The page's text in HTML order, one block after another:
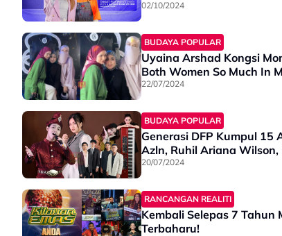
02/10/2024
BUDAYA POPULAR
Uyaina Arshad Kongsi
Both Women So Much In
22/07/2024
BUDAYA POPULAR
Generasi DFP Kumpul 15
Azln, Ruhil Ariana Wilson,
20/07/2024
RANCANGAN REALITI
Kembali Selepas 7 Tahun
Terbaharu!